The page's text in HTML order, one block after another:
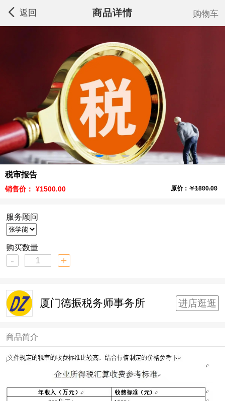
返回 购物车
商品详情
税审报告
销售价： ¥1500.00 原价： ￥1800.00
服务顾问
购买数量
- +
厦门德振税务师事务所 进店逛逛
商品简介